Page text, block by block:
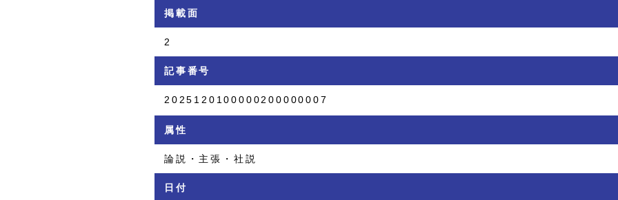
掲載面
2
記事番号
2025120100000200000007
属性
論説・主張・社説
日付